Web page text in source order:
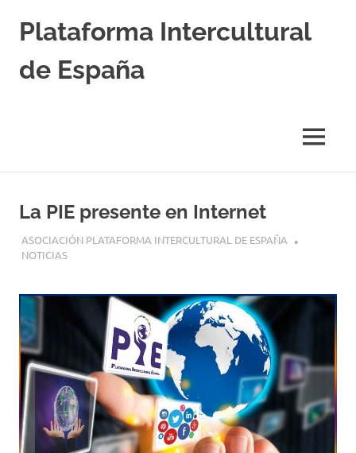
Plataforma Intercultural
de España
MENÚ
La PIE presente en Internet
16 AGOSTO, 2017
ASOCIACIÓN PLATAFORMA INTERCULTURAL DE ESPAÑA
NOTICIAS